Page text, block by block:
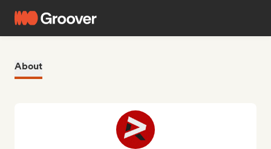
About